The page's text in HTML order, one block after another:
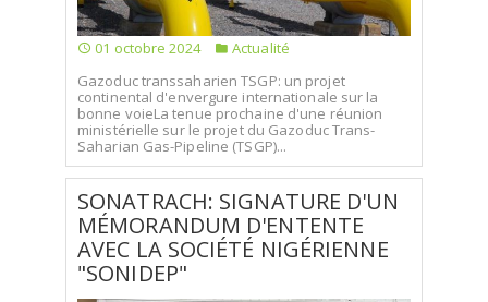
01 octobre 2024
Actualité
Gazoduc transsaharien TSGP: un projet
continental d'envergure internationale sur la
bonne voieLa tenue prochaine d'une réunion
ministérielle sur le projet du Gazoduc Trans-
Saharian Gas-Pipeline (TSGP)...
SONATRACH: SIGNATURE D'UN
MÉMORANDUM D'ENTENTE
AVEC LA SOCIÉTÉ NIGÉRIENNE
"SONIDEP"